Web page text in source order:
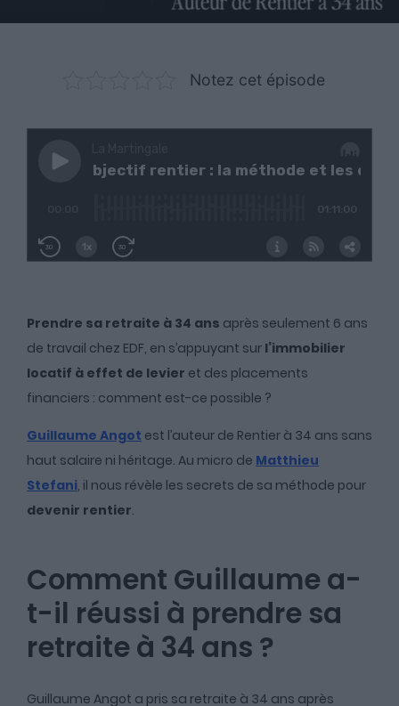
Notez cet épisode
Prendre sa retraite à 34 ans après seulement 6 ans
de travail chez EDF, en s’appuyant sur l’immobilier
locatif à effet de levier et des placements
financiers : comment est-ce possible ?
Guillaume Angot est l’auteur de Rentier à 34 ans sans
haut salaire ni héritage. Au micro de Matthieu
Stefani, il nous révèle les secrets de sa méthode pour
devenir rentier.
Comment Guillaume a-
t-il réussi à prendre sa
retraite à 34 ans ?
Guillaume Angot a pris sa retraite à 34 ans après